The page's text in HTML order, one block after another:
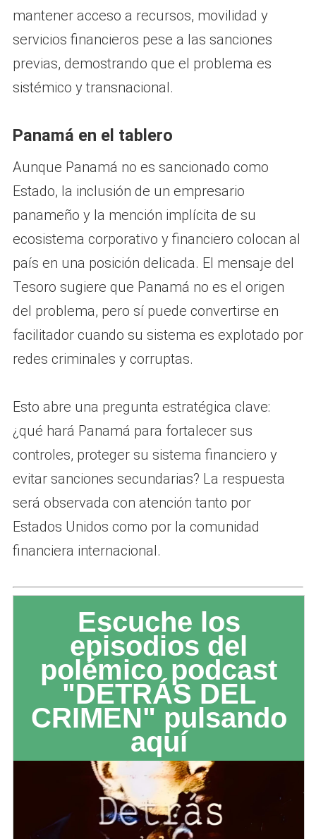
mantener acceso a recursos, movilidad y
servicios financieros pese a las sanciones
previas, demostrando que el problema es
sistémico y transnacional.
Panamá en el tablero
Aunque Panamá no es sancionado como
Estado, la inclusión de un empresario
panameño y la mención implícita de su
ecosistema corporativo y financiero colocan al
país en una posición delicada. El mensaje del
Tesoro sugiere que Panamá no es el origen
del problema, pero sí puede convertirse en
facilitador cuando su sistema es explotado por
redes criminales y corruptas.
Esto abre una pregunta estratégica clave:
¿qué hará Panamá para fortalecer sus
controles, proteger su sistema financiero y
evitar sanciones secundarias? La respuesta
será observada con atención tanto por
Estados Unidos como por la comunidad
financiera internacional.
Escuche los
episodios del
polémico podcast
"DETRÁS DEL
CRIMEN" pulsando
aquí